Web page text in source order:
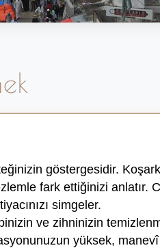
göstergesidir.
fark ettiğinizi anlatır.
simgeler.
ve zihninizin
yüksek,